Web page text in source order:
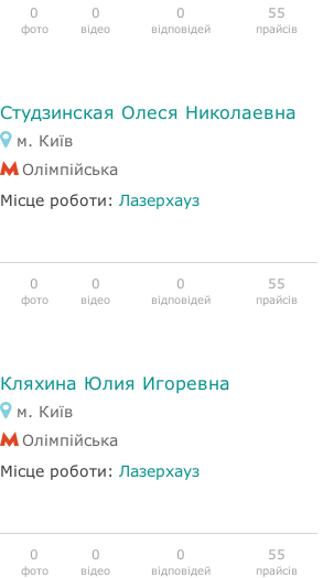
0
фото
0
відео
0
відповідей
55
прайсів
Студзинская Олеся Николаевна
м. Київ
Олімпійська
Місце роботи: Лазерхауз
0
фото
0
відео
0
відповідей
55
прайсів
Кляхина Юлия Игоревна
м. Київ
Олімпійська
Місце роботи: Лазерхауз
0
фото
0
відео
0
відповідей
55
прайсів